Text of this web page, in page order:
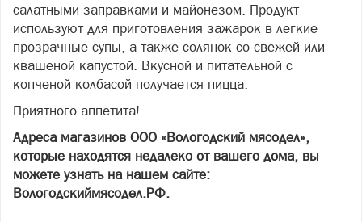
салатными заправками и майонезом. Продукт
используют для приготовления зажарок в легкие
прозрачные супы, а также солянок со свежей или
квашеной капустой. Вкусной и питательной с
копченой колбасой получается пицца.
Приятного аппетита!
Адреса магазинов ООО «Вологодский мясодел»,
которые находятся недалеко от вашего дома, вы
можете узнать на нашем сайте:
Вологодскиймясодел.РФ.